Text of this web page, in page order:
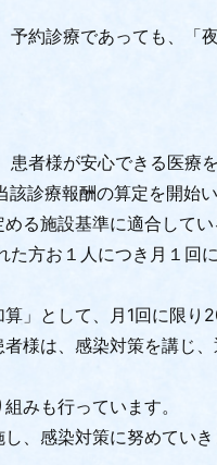
約診療であっても、「
者様が安心できる医療
診療報酬の算定を開始い
る施設基準に適合して
方お１人につき月１回
」として、月1回に限り
様は、感染対策を講じ
みも行っています。
、感染対策に努めてい